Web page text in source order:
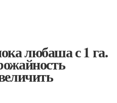
любаша с 1 га.